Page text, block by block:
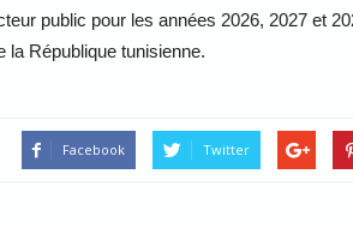
public pour les années 2026, 2027 et
la République tunisienne.
Facebook Twitter